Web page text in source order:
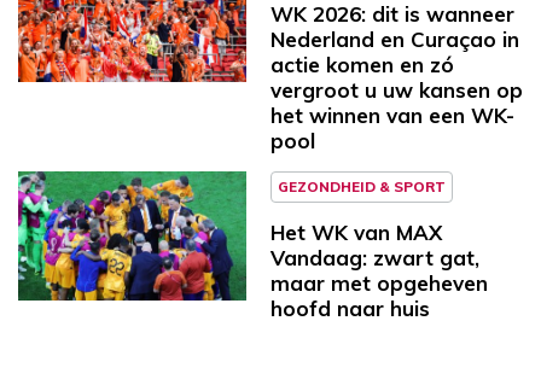
WK 2026: dit is wanneer
Nederland en Curaçao in
actie komen en zó
vergroot u uw kansen op
het winnen van een WK-
pool
GEZONDHEID & SPORT
Het WK van MAX
Vandaag: zwart gat,
maar met opgeheven
hoofd naar huis